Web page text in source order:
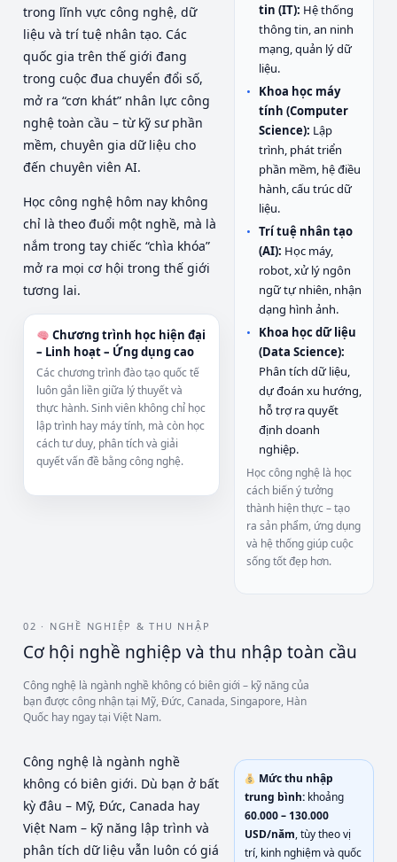
trong lĩnh vực công nghệ, dữ
liệu và trí tuệ nhân tạo. Các
quốc gia trên thế giới đang
trong cuộc đua chuyển đổi số,
mở ra “cơn khát” nhân lực công
nghệ toàn cầu – từ kỹ sư phần
mềm, chuyên gia dữ liệu cho
đến chuyên viên AI.
Học công nghệ hôm nay không
chỉ là theo đuổi một nghề, mà là
nắm trong tay chiếc “chìa khóa”
mở ra mọi cơ hội trong thế giới
tương lai.
Chương trình học hiện đại
– Linh hoạt – Ứng dụng cao
Các chương trình đào tạo quốc tế
luôn gắn liền giữa lý thuyết và
thực hành. Sinh viên không chỉ học
lập trình hay máy tính, mà còn học
cách tư duy, phân tích và giải
quyết vấn đề bằng công nghệ.
tin (IT): Hệ thống
thông tin, an ninh
mạng, quản lý dữ
liệu.
Khoa học máy
tính (Computer
Science): Lập
trình, phát triển
phần mềm, hệ điều
hành, cấu trúc dữ
liệu.
Trí tuệ nhân tạo
(AI): Học máy,
robot, xử lý ngôn
ngữ tự nhiên, nhận
dạng hình ảnh.
Khoa học dữ liệu
(Data Science):
Phân tích dữ liệu,
dự đoán xu hướng,
hỗ trợ ra quyết
định doanh
nghiệp.
Học công nghệ là học
cách biến ý tưởng
thành hiện thực – tạo
ra sản phẩm, ứng dụng
và hệ thống giúp cuộc
sống tốt đẹp hơn.
02 · NGHỀ NGHIỆP & THU NHẬP
Cơ hội nghề nghiệp và thu nhập toàn cầu
Công nghệ là ngành nghề không có biên giới – kỹ năng của
bạn được công nhận tại Mỹ, Đức, Canada, Singapore, Hàn
Quốc hay ngay tại Việt Nam.
Công nghệ là ngành nghề
không có biên giới. Dù bạn ở bất
kỳ đâu – Mỹ, Đức, Canada hay
Việt Nam – kỹ năng lập trình và
phân tích dữ liệu vẫn luôn có giá
Mức thu nhập
trung bình:khoảng
60.000 – 130.000
USD/năm, tùy theo vị
trí, kinh nghiệm và quốc